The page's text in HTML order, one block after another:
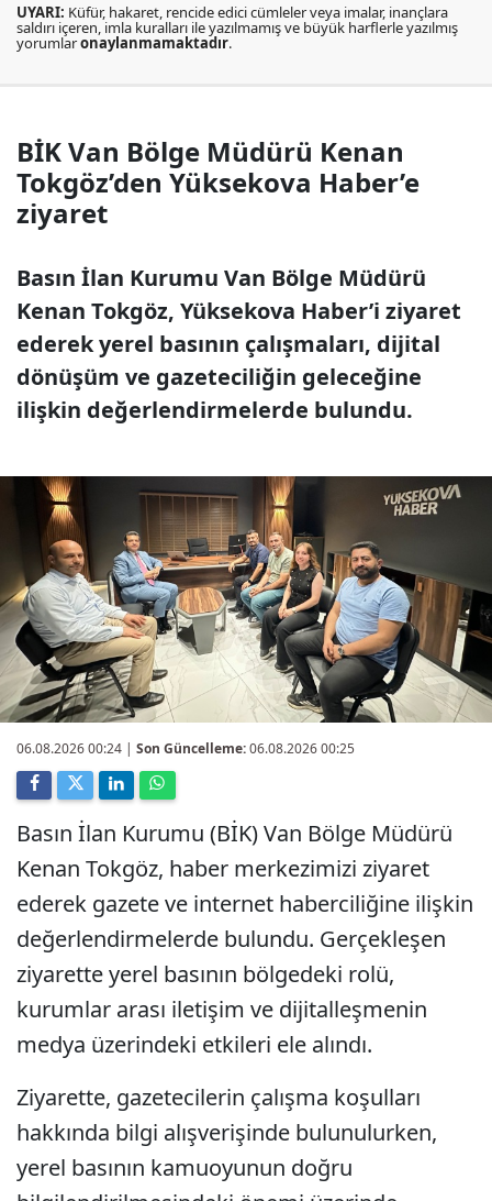
UYARI: Küfür, hakaret, rencide edici cümleler veya imalar, inançlara
saldırı içeren, imla kuralları ile yazılmamış ve büyük harflerle yazılmış
yorumlaronaylanmamaktadır.
BİK Van Bölge Müdürü Kenan
Tokgöz’den Yüksekova Haber’e
ziyaret
Basın İlan Kurumu Van Bölge Müdürü
Kenan Tokgöz, Yüksekova Haber’i ziyaret
ederek yerel basının çalışmaları, dijital
dönüşüm ve gazeteciliğin geleceğine
ilişkin değerlendirmelerde bulundu.
06.08.2026 00:24 | Son Güncelleme:06.08.2026 00:25
Basın İlan Kurumu (BİK) Van Bölge Müdürü
Kenan Tokgöz, haber merkezimizi ziyaret
ederek gazete ve internet haberciliğine ilişkin
değerlendirmelerde bulundu. Gerçekleşen
ziyarette yerel basının bölgedeki rolü,
kurumlar arası iletişim ve dijitalleşmenin
medya üzerindeki etkileri ele alındı.
Ziyarette, gazetecilerin çalışma koşulları
hakkında bilgi alışverişinde bulunulurken,
yerel basının kamuoyunun doğru